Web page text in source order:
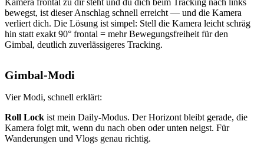
bewegst, ist dieser Anschlag schnell erreicht — und die Kamera
verliert dich. Die Lösung ist simpel: Stell die Kamera leicht schräg
hin statt exakt 90° frontal = mehr Bewegungsfreiheit für den
Gimbal, deutlich zuverlässigeres Tracking.
Gimbal-Modi
Vier Modi, schnell erklärt:
Roll Lock ist mein Daily-Modus. Der Horizont bleibt gerade, die
Kamera folgt mit, wenn du nach oben oder unten neigst. Für
Wanderungen und Vlogs genau richtig.